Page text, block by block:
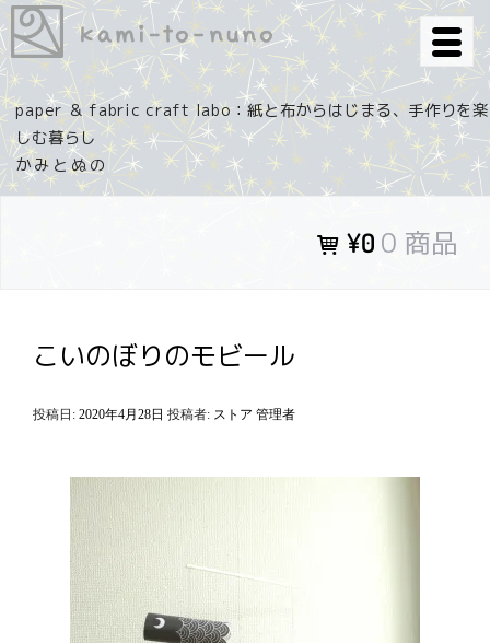
コ
ン
テ
ン
ツ
へ
ス
paper ＆ fabric craft labo：紙と布からはじまる、手作りを楽
しむ暮らし
¥0 0 商品
こいのぼりのモビール
投稿日: 2020年4月28日 投稿者: ストア 管理者